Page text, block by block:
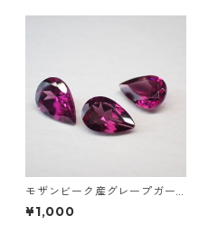
モザンビーク産グレープガー
ネット ペアシェイプカットル
ース 0.4ct前後 6mm*4mm前
¥1,000